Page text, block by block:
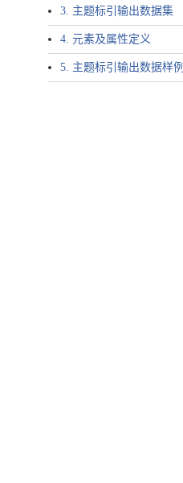
3. 主题标引输出数据集
4. 元素及属性定义
5. 主题标引输出数据样例